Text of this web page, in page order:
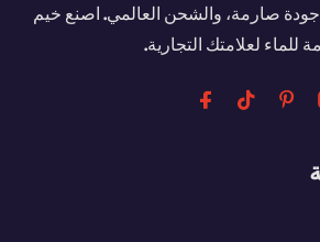
جودة صارمة، والشحن العالمي. اصنع خيم
لعلامتك التجارية.